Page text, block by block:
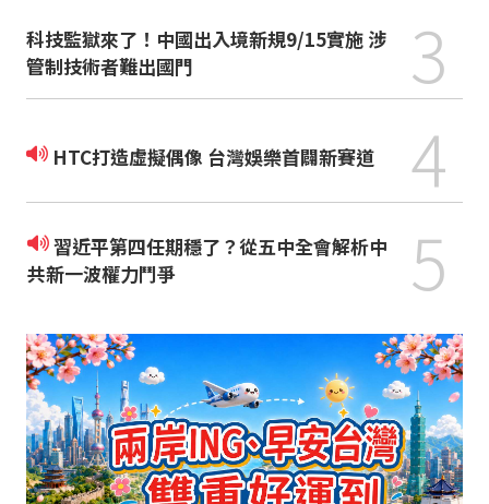
科技監獄來了！中國出入境新規9/15實施 涉
管制技術者難出國門
3
HTC打造虛擬偶像 台灣娛樂首闢新賽道 4
習近平第四任期穩了？從五中全會解析中
共新一波權力鬥爭
5